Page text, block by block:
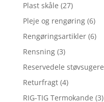
Plast skåle (27)
Pleje og rengøring (6)
Rengøringsartikler (6)
Rensning (3)
Reservedele støvsugere
Returfragt (4)
RIG-TIG Termokande (3)